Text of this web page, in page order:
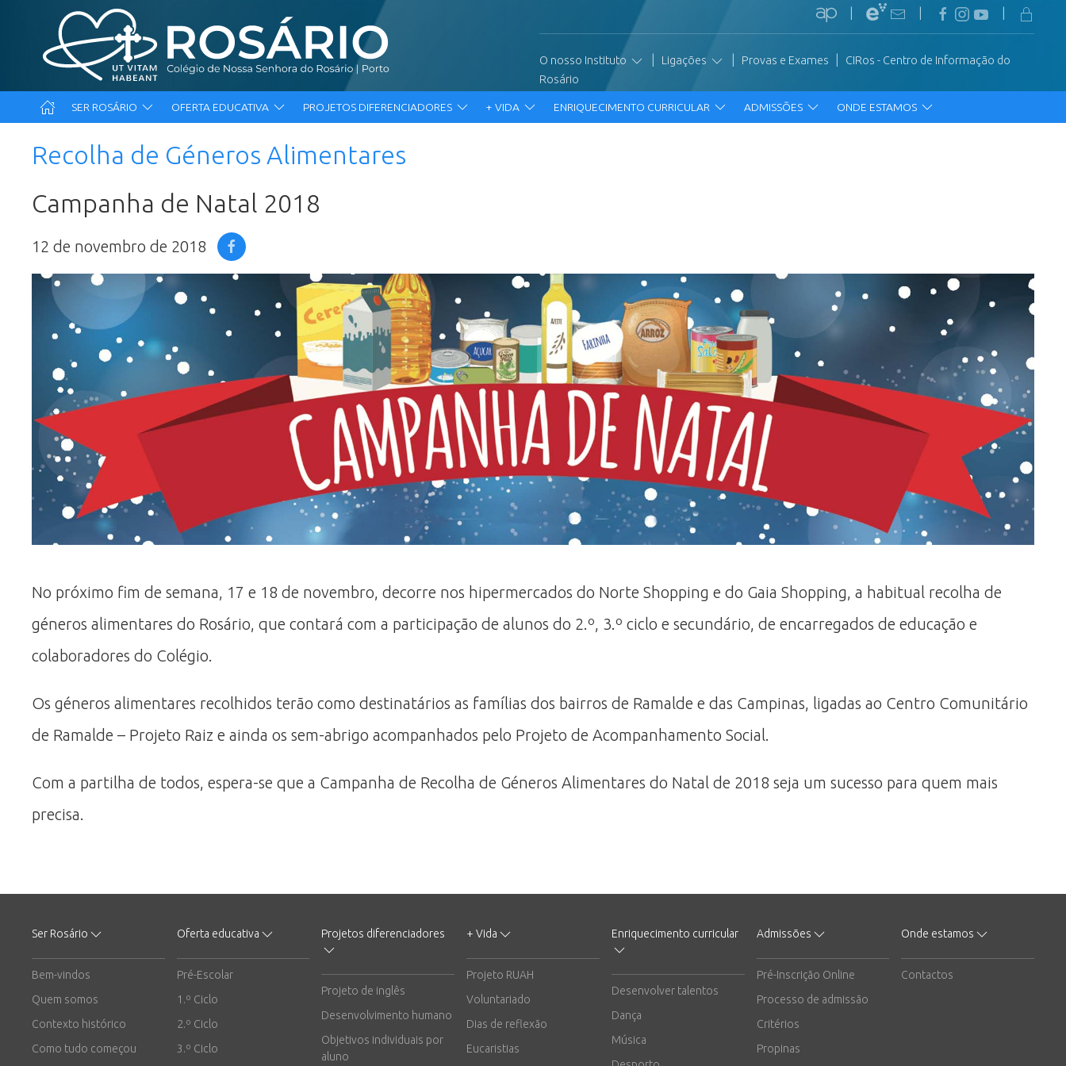
O nosso Instituto Ligações Provas e Exames
CIRos - Centro de Informação do
Rosário
SER ROSÁRIO OFERTA EDUCATIVA PROJETOS DIFERENCIADORES + VIDA ENRIQUECIMENTO CURRICULAR ADMISSÕES ONDE ESTAMOS
Recolha de Géneros Alimentares
Campanha de Natal 2018
12 de novembro de 2018
No próximo fim de semana, 17 e 18 de novembro, decorre nos hipermercados do Norte Shopping e do Gaia Shopping, a habitual recolha de
géneros alimentares do Rosário, que contará com a participação de alunos do 2.º, 3.º ciclo e secundário, de encarregados de educação e
colaboradores do Colégio.
Os géneros alimentares recolhidos terão como destinatários as famílias dos bairros de Ramalde e das Campinas, ligadas ao Centro Comunitário
de Ramalde – Projeto Raiz e ainda os sem-abrigo acompanhados pelo Projeto de Acompanhamento Social.
Com a partilha de todos, espera-se que a Campanha de Recolha de Géneros Alimentares do Natal de 2018 seja um sucesso para quem mais
precisa.
Ser Rosário
Bem-vindos
Quem somos
Contexto histórico
Como tudo começou
Oferta educativa
Pré-Escolar
1.º Ciclo
2.º Ciclo
3.º Ciclo
Projetos diferenciadores
Projeto de inglês
Desenvolvimento humano
Objetivos individuais por
aluno
+ Vida
Projeto RUAH
Voluntariado
Dias de reflexão
Eucaristias
Enriquecimento curricular
Desenvolver talentos
Dança
Música
Admissões
Pré-Inscrição Online
Processo de admissão
Critérios
Propinas
Onde estamos
Contactos